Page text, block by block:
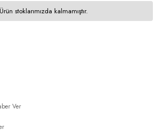
Ürün stoklarımızda kalmamıştır.
Ver